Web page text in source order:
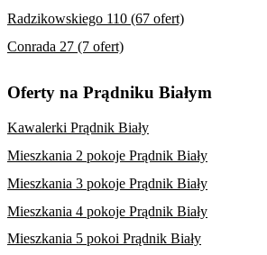
Radzikowskiego 110 (67 ofert)
Conrada 27 (7 ofert)
Oferty na Prądniku Białym
Kawalerki Prądnik Biały
Mieszkania 2 pokoje Prądnik Biały
Mieszkania 3 pokoje Prądnik Biały
Mieszkania 4 pokoje Prądnik Biały
Mieszkania 5 pokoi Prądnik Biały